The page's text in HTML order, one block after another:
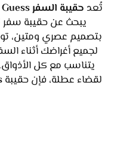
تُعد حقيبة السفر Guess
يبحث عن حقيبة سفر
بتصميم عصري ومتين،
لجميع أغراضك أثناء
يتناسب مع كل
لقضاء عطلة، فإن حقيبة